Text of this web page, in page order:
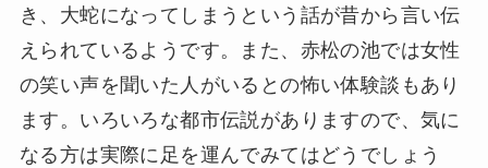
き、大蛇になってしまうという話が昔から言い伝
えられているようです。また、赤松の池では女性
の笑い声を聞いた人がいるとの怖い体験談もあり
ます。いろいろな都市伝説がありますので、気に
なる方は実際に足を運んでみてはどうでしょう